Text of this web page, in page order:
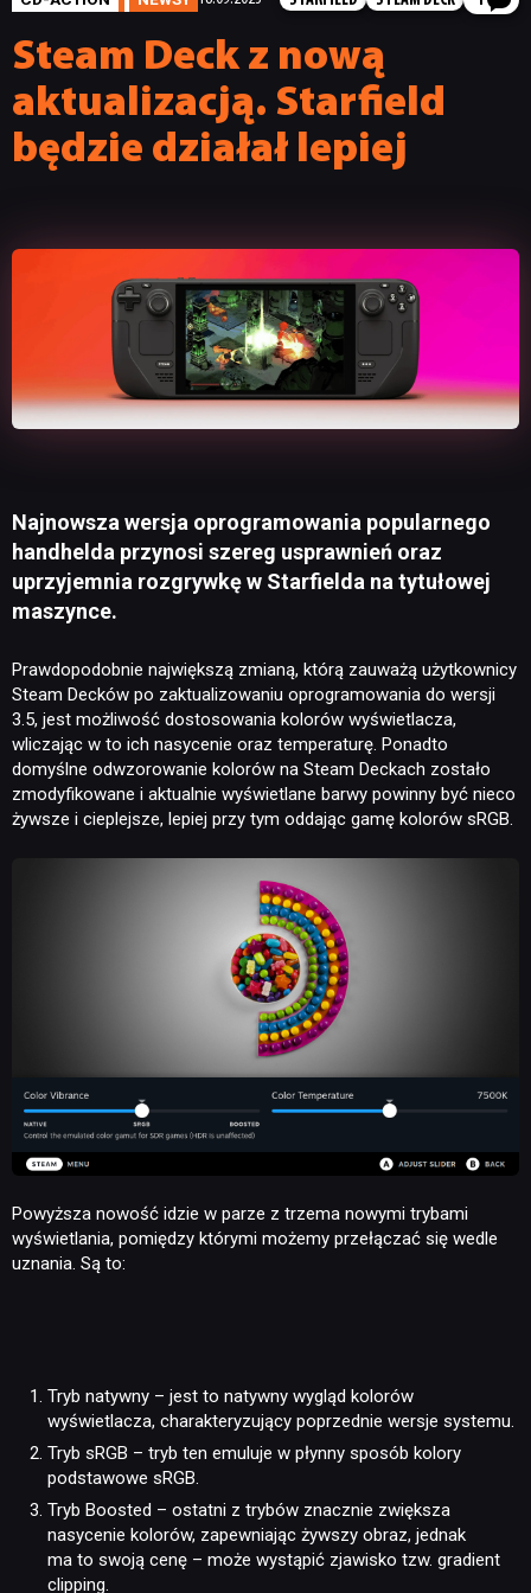
Steam Deck z nową
aktualizacją. Starfield
będzie działał lepiej
Najnowsza wersja oprogramowania popularnego
handhelda przynosi szereg usprawnień oraz
uprzyjemnia rozgrywkę w Starfielda na tytułowej
maszynce.
Prawdopodobnie największą zmianą, którą zauważą użytkownicy
Steam Decków po zaktualizowaniu oprogramowania do wersji
3.5, jest możliwość dostosowania kolorów wyświetlacza,
wliczając w to ich nasycenie oraz temperaturę. Ponadto
domyślne odwzorowanie kolorów na Steam Deckach zostało
zmodyfikowane i aktualnie wyświetlane barwy powinny być nieco
żywsze i cieplejsze, lepiej przy tym oddając gamę kolorów sRGB.
Powyższa nowość idzie w parze z trzema nowymi trybami
wyświetlania, pomiędzy którymi możemy przełączać się wedle
uznania. Są to:
Tryb natywny – jest to natywny wygląd kolorów
wyświetlacza, charakteryzujący poprzednie wersje systemu.
Tryb sRGB – tryb ten emuluje w płynny sposób kolory
podstawowe sRGB.
Tryb Boosted – ostatni z trybów znacznie zwiększa
nasycenie kolorów, zapewniając żywszy obraz, jednak
ma to swoją cenę – może wystąpić zjawisko tzw. gradient
clipping.